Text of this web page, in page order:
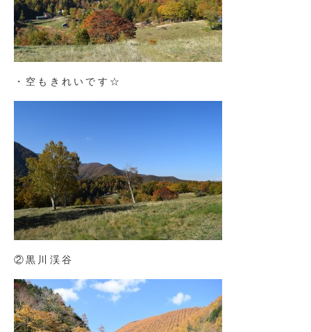
・空もきれいです☆
②黒川渓谷